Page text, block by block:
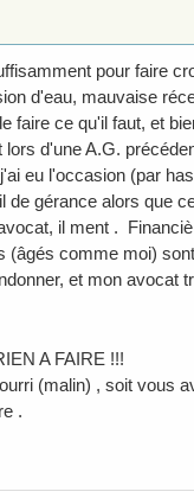
pour faire
d'eau, mauvaise
faire ce qu'il faut, et
d'une A.G.
eu l'occasion (par
de gérance alors que
il ment .
(âgés comme moi)
et mon avocat
A FAIRE !!!
(malin) , soit vous
.